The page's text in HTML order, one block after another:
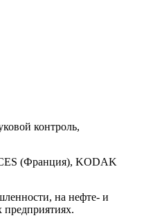
контроль,
(Франция), KODAK
на нефте- и
предприятиях.